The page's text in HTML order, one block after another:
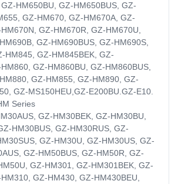
HM650BU, GZ-HM650BUS, GZ-
GZ-HM670, GZ-HM670A, GZ-
GZ-HM670R, GZ-HM670U,
GZ-HM690BUS, GZ-HM690S,
HM845, GZ-HM845BEK, GZ-
GZ-HM860BU, GZ-HM860BUS,
GZ-HM855, GZ-HM890, GZ-
GZ-MS150HEU,GZ-E200BU.GZ-E10.
Series
GZ-HM30BEK, GZ-HM30BU,
HM30BUS, GZ-HM30RUS, GZ-
GZ-HM30U, GZ-HM30US, GZ-
GZ-HM50BUS, GZ-HM50R, GZ-
GZ-HM301, GZ-HM301BEK, GZ-
GZ-HM430, GZ-HM430BEU,